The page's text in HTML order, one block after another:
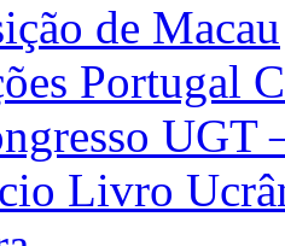
de Macau
Portugal
UGT
Livro